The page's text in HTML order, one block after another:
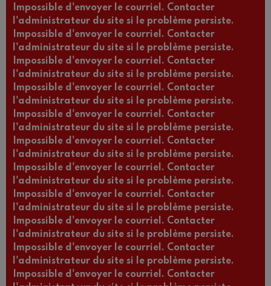
Impossible d'envoyer le courriel. Contacter
l'administrateur du site si le problème persiste.
Impossible d'envoyer le courriel. Contacter
l'administrateur du site si le problème persiste.
Impossible d'envoyer le courriel. Contacter
l'administrateur du site si le problème persiste.
Impossible d'envoyer le courriel. Contacter
l'administrateur du site si le problème persiste.
Impossible d'envoyer le courriel. Contacter
l'administrateur du site si le problème persiste.
Impossible d'envoyer le courriel. Contacter
l'administrateur du site si le problème persiste.
Impossible d'envoyer le courriel. Contacter
l'administrateur du site si le problème persiste.
Impossible d'envoyer le courriel. Contacter
l'administrateur du site si le problème persiste.
Impossible d'envoyer le courriel. Contacter
l'administrateur du site si le problème persiste.
Impossible d'envoyer le courriel. Contacter
l'administrateur du site si le problème persiste.
Impossible d'envoyer le courriel. Contacter